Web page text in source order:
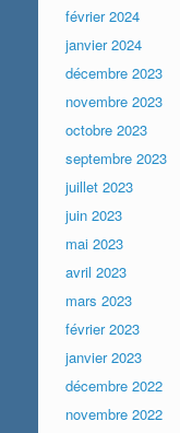
février 2024
janvier 2024
décembre 2023
novembre 2023
octobre 2023
septembre 2023
juillet 2023
juin 2023
mai 2023
avril 2023
mars 2023
février 2023
janvier 2023
décembre 2022
novembre 2022